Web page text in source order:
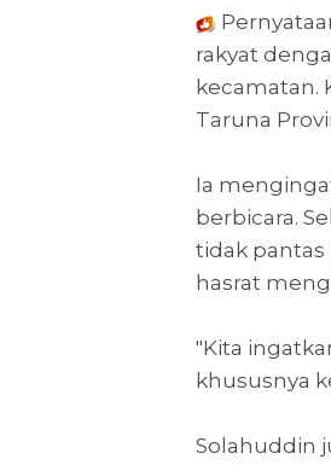
rakyat
kecamatan.
Taruna
Ia
berbicara.
tidak
hasrat
"Kita
khususnya
Solahuddin